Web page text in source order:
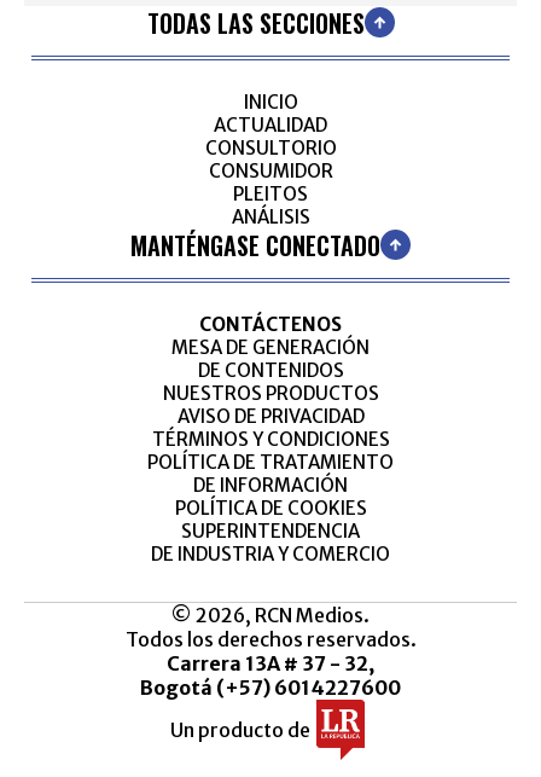
TODAS LAS SECCIONES
INICIO
ACTUALIDAD
CONSULTORIO
CONSUMIDOR
PLEITOS
ANÁLISIS
MANTÉNGASE CONECTADO
CONTÁCTENOS
MESA DE GENERACIÓN
DE CONTENIDOS
NUESTROS PRODUCTOS
AVISO DE PRIVACIDAD
TÉRMINOS Y CONDICIONES
POLÍTICA DE TRATAMIENTO
DE INFORMACIÓN
POLÍTICA DE COOKIES
SUPERINTENDENCIA
DE INDUSTRIA Y COMERCIO
© 2026, RCN Medios.
Todos los derechos reservados.
Carrera 13A # 37 - 32,
Bogotá (+57) 6014227600
Un producto de